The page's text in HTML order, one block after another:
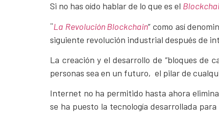
Si no has oído hablar de lo que es el
¨La Revolución Blockchain” como así
siguiente revolución industrial después de
La creación y el desarrollo de “bloques de
personas sea en un futuro, el pilar de
Internet no ha permitido hasta ahora
se ha puesto la tecnología desarrollada